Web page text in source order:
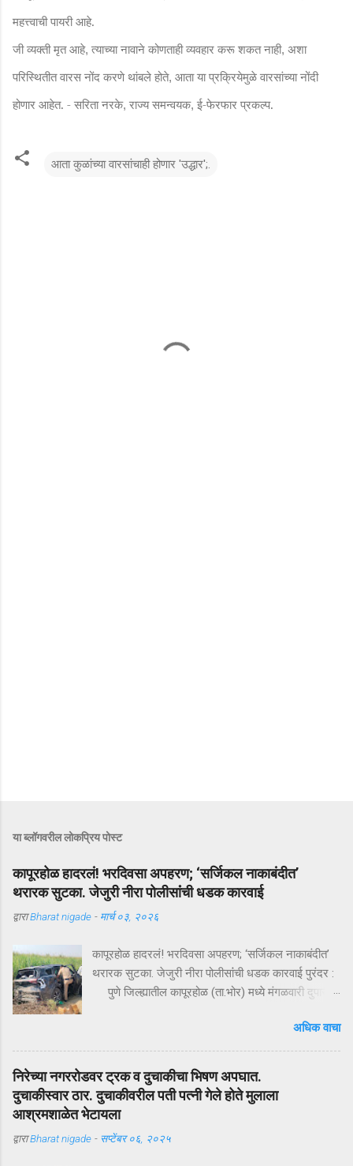
महत्त्वाची पायरी आहे.
जी व्यक्ती मृत आहे, त्याच्या नावाने कोणताही व्यवहार करू शकत नाही, अशा
परिस्थितीत वारस नोंद करणे थांबले होते, आता या प्रक्रियेमुळे वारसांच्या नोंदी
होणार आहेत. - सरिता नरके, राज्य समन्वयक, ई-फेरफार प्रकल्प.
आता कुळांच्या वारसांचाही होणार 'उद्धार';.
या ब्लॉगवरील लोकप्रिय पोस्ट
कापूरहोळ हादरलं! भरदिवसा अपहरण; ‘सर्जिकल नाकाबंदीत’
थरारक सुटका. जेजुरी नीरा पोलीसांंची धडक कारवाई
द्वाराBharat nigade - मार्च ०३, २०२६
कापूरहोळ हादरलं! भरदिवसा अपहरण; ‘सर्जिकल नाकाबंदीत’
थरारक सुटका. जेजुरी नीरा पोलीसांंची धडक कारवाई पुरंदर :
पुणे जिल्ह्यातील कापूरहोळ (ता.भोर) मध्ये मंगळवारी दुपारी
अक्षरशः हादरवून सोडलं. एका नामांकित व्यापाऱ्याच्या १८ वर्षीय
मुलाला भरदिवसा काळ्या XUVमधून जबरदस्तीने उचलून
नेण्यात आलं आणि काही क्षणांत गावात भीतीचं सावट दाटून
आलं. पण काही तासांतच पोलिसांनी उभारलेल्या ‘सर्जिकल
नाकाबंदी’मुळे चित्र पालटलं—आणि युवकाची सुखरूप सुटका
झाली. क्षणात घडलेलं अपहरण, गावात खळबळ दुपारचा
नेहमीसारखा गजबजलेला वेळ. कापूरहोळच्या मुख्य रस्त्यावर
अधिक वाचा
निरेच्या नगररोडवर ट्रक व दुचाकीचा भिषण अपघात.
दुचाकीस्वार ठार. दुचाकीवरील पती पत्नी गेले होते मुलाला
आश्रमशाळेत भेटायला
द्वाराBharat nigade - सप्टेंबर ०६, २०२५